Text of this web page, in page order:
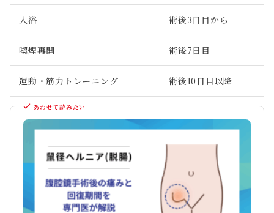
入浴 術後3日目から
喫煙再開 術後7日目
運動・筋力トレーニング 術後10日目以降
あわせて読みたい